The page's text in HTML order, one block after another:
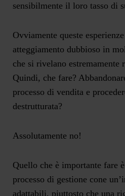
sensibilmente il loro tasso di
Ovviamente queste
atteggiamento dubbioso in
che si rivelano estremamente
Quindi, che fare?
processo di vendita e
destrutturata?
Assolutamente no!
Quello che è importante fare
processo di gestione cone
adattabili, piuttosto che una